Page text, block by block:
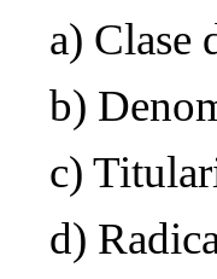
a) Clase
b)
c)
d)